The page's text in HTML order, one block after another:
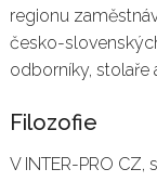
regionu
česko-
odborníky, stolaře
Filozofie
V INTER-PRO CZ,